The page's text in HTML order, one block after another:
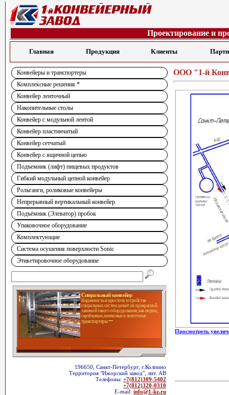
Проектирование и
Главная Продукция Клиенты
Конвейеры и транспортеры
Комплексные решения *
Конвейер ленточный
Накопительные столы
Конвейер с модульной лентой
Конвейер пластинчатый
Конвейер сетчатый
Конвейер с ящичной цепью
Подъемник (лифт) пищевых продуктов
Гибкий модульный цепной конвейер
Рольганги, роликовые конвейеры
Непрерывный вертикальный конвейер
Подъёмник (Элеватор) пробок
Упаковочное оборудование
Комплектующие
Система осушения поверхности Sonic
Этикетировочное оборудование
Спиральный конвейер
Надежность и простота устройства
спиральных систем делает их прекрасной
заменой такого оборудования, как нории,
скребковые, шнековые и ленточные
транспортеры
196650, Санкт-Петербург, г.Колпино
Территория "Ижорский завод", лит. АВ
Телефоны: +7(812)309-5402
+7(812)320-0310
E-mail: info@1-kz.ru
ООО "1-й
Просмотреть